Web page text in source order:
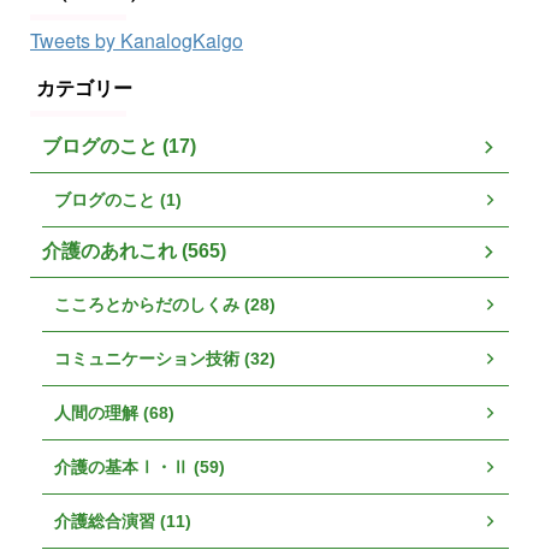
Tweets by KanalogKaigo
カテゴリー
ブログのこと (17)
ブログのこと (1)
介護のあれこれ (565)
こころとからだのしくみ (28)
コミュニケーション技術 (32)
人間の理解 (68)
介護の基本Ⅰ・Ⅱ (59)
介護総合演習 (11)